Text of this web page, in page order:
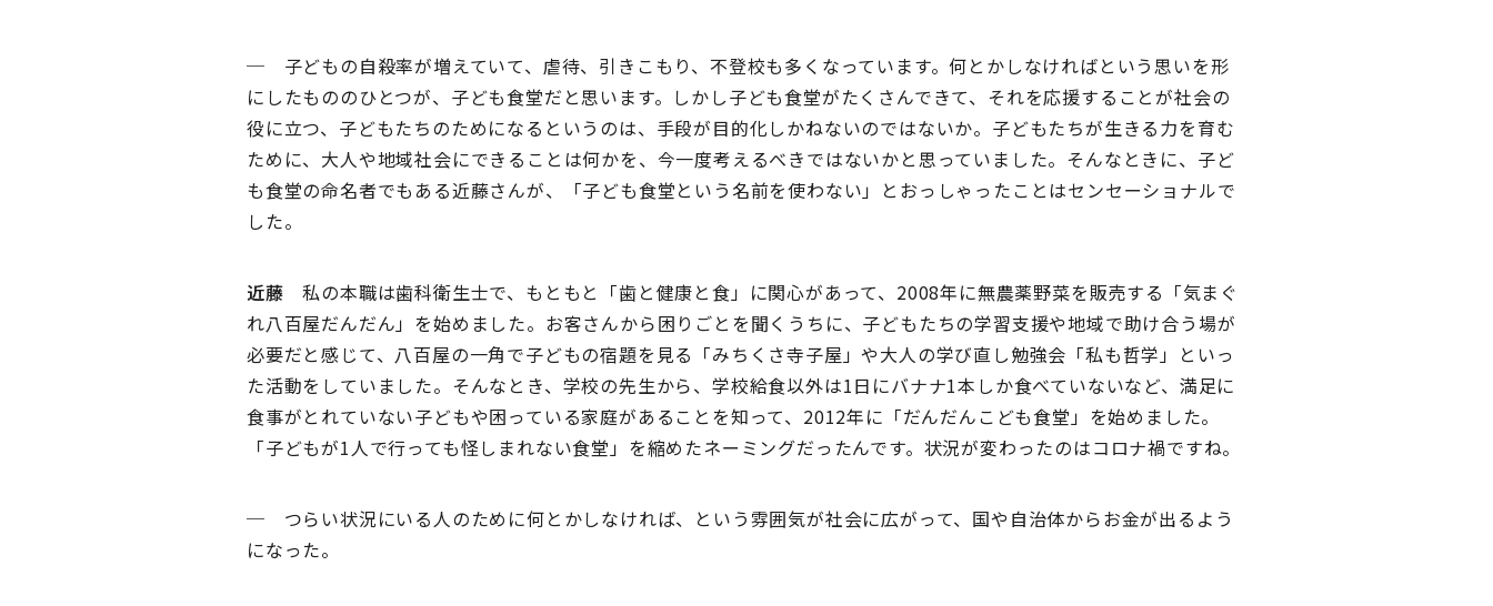
─ 子どもの自殺率が増えていて、虐待、引きこもり、不登校も多くなっています。何とかしなければという思いを形
にしたもののひとつが、子ども食堂だと思います。しかし子ども食堂がたくさんできて、それを応援することが社会の
役に立つ、子どもたちのためになるというのは、手段が目的化しかねないのではないか。子どもたちが生きる力を育む
ために、大人や地域社会にできることは何かを、今一度考えるべきではないかと思っていました。そんなときに、子ど
も食堂の命名者でもある近藤さんが、「子ども食堂という名前を使わない」とおっしゃったことはセンセーショナルで
した。
近藤 私の本職は歯科衛生士で、もともと「歯と健康と食」に関心があって、2008年に無農薬野菜を販売する「気まぐ
れ八百屋だんだん」を始めました。お客さんから困りごとを聞くうちに、子どもたちの学習支援や地域で助け合う場が
必要だと感じて、八百屋の一角で子どもの宿題を見る「みちくさ寺子屋」や大人の学び直し勉強会「私も哲学」といっ
た活動をしていました。そんなとき、学校の先生から、学校給食以外は1日にバナナ1本しか食べていないなど、満足に
食事がとれていない子どもや困っている家庭があることを知って、2012年に「だんだんこども食堂」を始めました。
「子どもが1人で行っても怪しまれない食堂」を縮めたネーミングだったんです。状況が変わったのはコロナ禍ですね。
─ つらい状況にいる人のために何とかしなければ、という雰囲気が社会に広がって、国や自治体からお金が出るよう
になった。